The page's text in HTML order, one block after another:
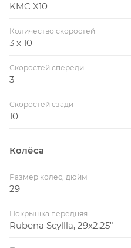
KMC X10
Количество скоростей
3 x 10
Скоростей спереди
3
Скоростей сзади
10
Колёса
Размер колес, дюйм
29''
Покрышка передняя
Rubena Scyllla, 29x2.25"